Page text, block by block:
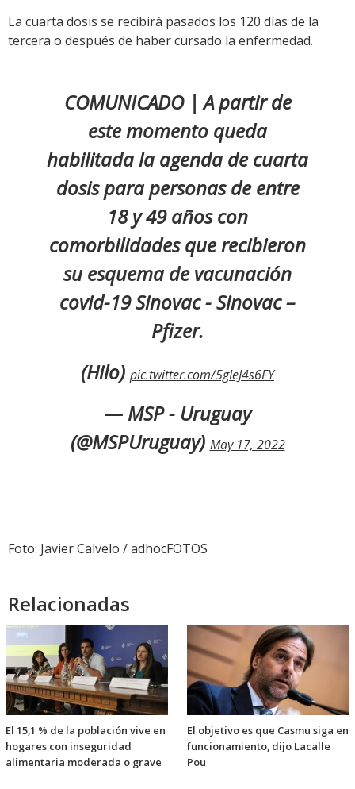
La cuarta dosis se recibirá pasados los 120 días de la
tercera o después de haber cursado la enfermedad.
COMUNICADO | A partir de
este momento queda
habilitada la agenda de cuarta
dosis para personas de entre
18 y 49 años con
comorbilidades que recibieron
su esquema de vacunación
covid-19 Sinovac - Sinovac –
Pfizer.
(Hilo) pic.twitter.com/5gIeJ4s6FY
— MSP - Uruguay
(@MSPUruguay) May 17, 2022
Foto: Javier Calvelo / adhocFOTOS
Relacionadas
El 15,1 % de la población vive en
hogares con inseguridad
alimentaria moderada o grave
El objetivo es que Casmu siga en
funcionamiento, dijo Lacalle
Pou